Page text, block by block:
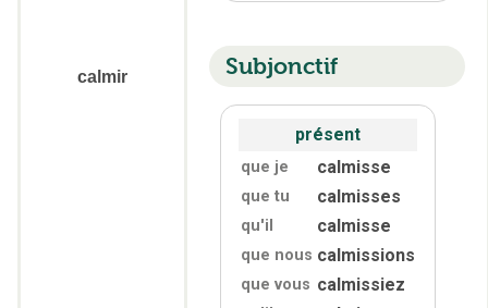
calmir Subjonctif
présent
que je calmisse
que tu calmisses
qu'il calmisse
que nous calmissions
que vous calmissiez